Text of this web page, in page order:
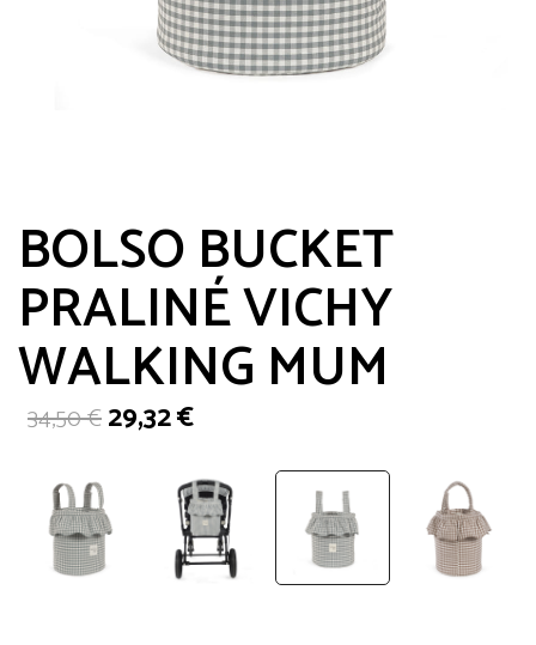
BOLSO BUCKET
PRALINÉ VICHY
WALKING MUM
34,50€El
precio
34,50 €.
29,32€Elprecio
es:
29,32 €.